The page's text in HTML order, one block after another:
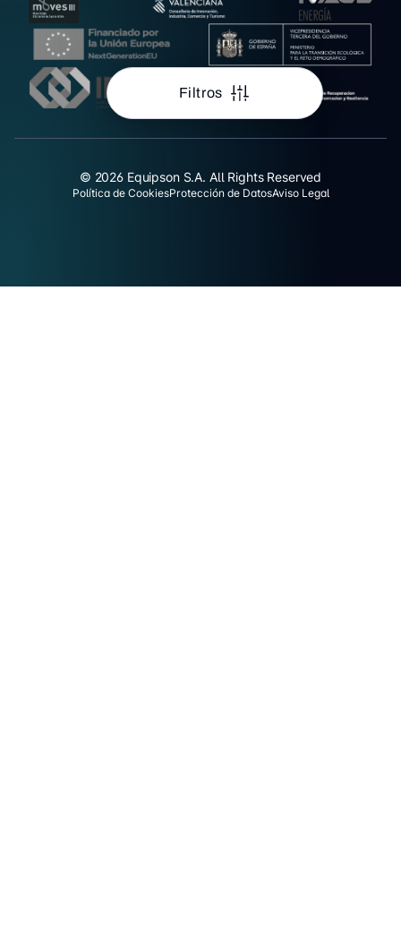
Filtros
© 2026 Equipson S.A. All Rights Reserved
Política de CookiesProtección de DatosAviso Legal